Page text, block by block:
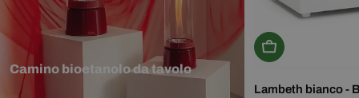
Camino bioetanolo da tavolo
Aggiungi Al
Lambeth bianco -